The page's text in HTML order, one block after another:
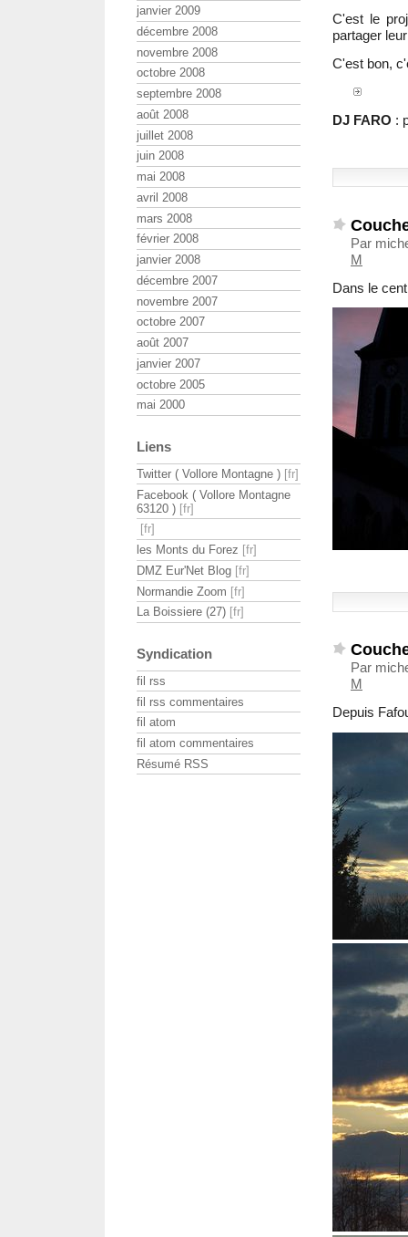
C'est le
partager
C'est bon,
DJ FARO :
Par
M
Dans le
Par
M
Depuis
janvier 2009
décembre 2008
novembre 2008
octobre 2008
septembre 2008
août 2008
juillet 2008
juin 2008
mai 2008
avril 2008
mars 2008
février 2008
janvier 2008
décembre 2007
novembre 2007
octobre 2007
août 2007
janvier 2007
octobre 2005
mai 2000
Liens
Twitter ( Vollore Montagne )
Facebook ( Vollore Montagne
63120 )
les Monts du Forez
DMZ Eur'Net Blog
Normandie Zoom
La Boissiere (27)
Syndication
fil rss
fil rss commentaires
fil atom
fil atom commentaires
Résumé RSS